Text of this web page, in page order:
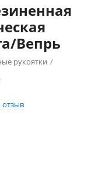
Вепрь
рукоятки /
отзыв